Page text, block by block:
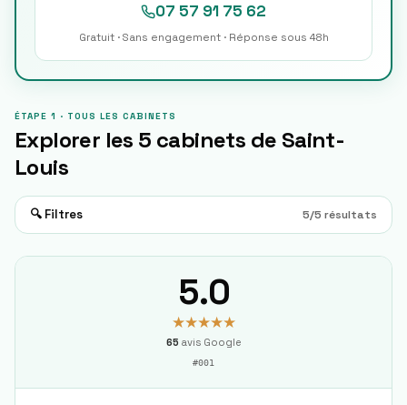
07 57 91 75 62
Gratuit · Sans engagement · Réponse sous 48h
ÉTAPE 1 · TOUS LES CABINETS
Explorer les 5 cabinets de Saint-
Louis
🔍 Filtres 5/5 résultats
5.0
★★★★★
65 avis Google
#001